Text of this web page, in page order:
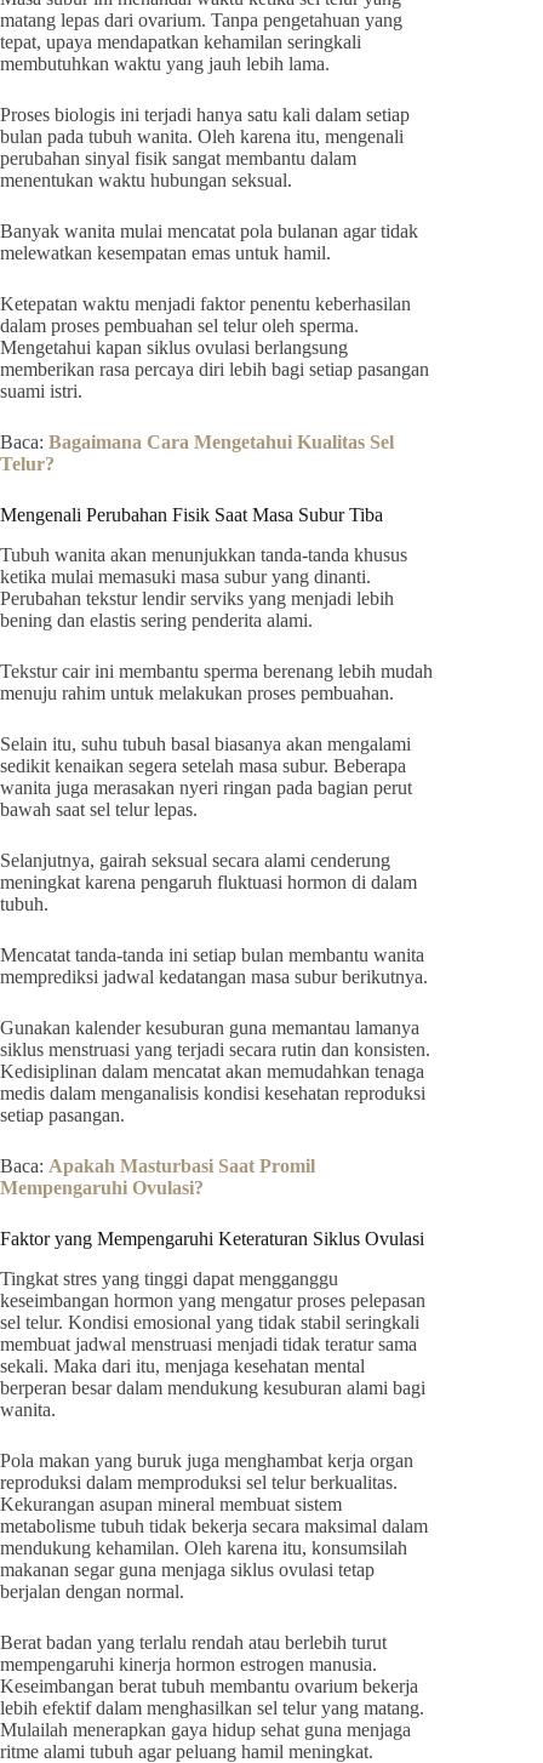
matang lepas dari ovarium. Tanpa pengetahuan yang
tepat, upaya mendapatkan kehamilan seringkali
membutuhkan waktu yang jauh lebih lama.
Proses biologis ini terjadi hanya satu kali dalam setiap
bulan pada tubuh wanita. Oleh karena itu, mengenali
perubahan sinyal fisik sangat membantu dalam
menentukan waktu hubungan seksual.
Banyak wanita mulai mencatat pola bulanan agar tidak
melewatkan kesempatan emas untuk hamil.
Ketepatan waktu menjadi faktor penentu keberhasilan
dalam proses pembuahan sel telur oleh sperma.
Mengetahui kapan siklus ovulasi berlangsung
memberikan rasa percaya diri lebih bagi setiap pasangan
suami istri.
Baca: Bagaimana Cara Mengetahui Kualitas Sel
Telur?
Mengenali Perubahan Fisik Saat Masa Subur Tiba
Tubuh wanita akan menunjukkan tanda-tanda khusus
ketika mulai memasuki masa subur yang dinanti.
Perubahan tekstur lendir serviks yang menjadi lebih
bening dan elastis sering penderita alami.
Tekstur cair ini membantu sperma berenang lebih mudah
menuju rahim untuk melakukan proses pembuahan.
Selain itu, suhu tubuh basal biasanya akan mengalami
sedikit kenaikan segera setelah masa subur. Beberapa
wanita juga merasakan nyeri ringan pada bagian perut
bawah saat sel telur lepas.
Selanjutnya, gairah seksual secara alami cenderung
meningkat karena pengaruh fluktuasi hormon di dalam
tubuh.
Mencatat tanda-tanda ini setiap bulan membantu wanita
memprediksi jadwal kedatangan masa subur berikutnya.
Gunakan kalender kesuburan guna memantau lamanya
siklus menstruasi yang terjadi secara rutin dan konsisten.
Kedisiplinan dalam mencatat akan memudahkan tenaga
medis dalam menganalisis kondisi kesehatan reproduksi
setiap pasangan.
Baca: Apakah Masturbasi Saat Promil
Mempengaruhi Ovulasi?
Faktor yang Mempengaruhi Keteraturan Siklus Ovulasi
Tingkat stres yang tinggi dapat mengganggu
keseimbangan hormon yang mengatur proses pelepasan
sel telur. Kondisi emosional yang tidak stabil seringkali
membuat jadwal menstruasi menjadi tidak teratur sama
sekali. Maka dari itu, menjaga kesehatan mental
berperan besar dalam mendukung kesuburan alami bagi
wanita.
Pola makan yang buruk juga menghambat kerja organ
reproduksi dalam memproduksi sel telur berkualitas.
Kekurangan asupan mineral membuat sistem
metabolisme tubuh tidak bekerja secara maksimal dalam
mendukung kehamilan. Oleh karena itu, konsumsilah
makanan segar guna menjaga siklus ovulasi tetap
berjalan dengan normal.
Berat badan yang terlalu rendah atau berlebih turut
mempengaruhi kinerja hormon estrogen manusia.
Keseimbangan berat tubuh membantu ovarium bekerja
lebih efektif dalam menghasilkan sel telur yang matang.
Mulailah menerapkan gaya hidup sehat guna menjaga
ritme alami tubuh agar peluang hamil meningkat.